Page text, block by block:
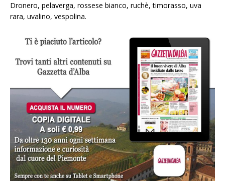
Dronero, pelaverga, rossese bianco, ruchè, timorasso, uva
rara, uvalino, vespolina.